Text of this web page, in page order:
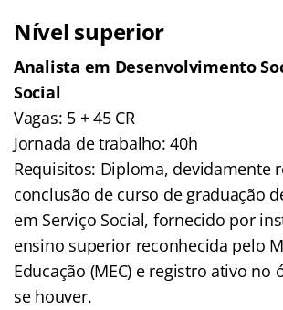
Nível superior
Analista em Desenvolvimento
Social
Vagas: 5 + 45 CR
Jornada de trabalho: 40h
Requisitos: Diploma, devidamente
conclusão de curso de graduação
em Serviço Social, fornecido por
ensino superior reconhecida pelo
Educação (MEC) e registro ativo no
se houver.